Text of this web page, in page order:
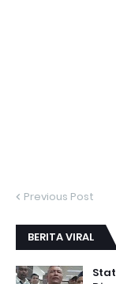
Previous Post
BERITA VIRAL